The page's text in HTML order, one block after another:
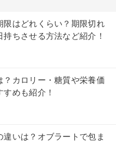
限はどれくらい？期限切れ
ちさせる方法など紹介！
？カロリー・糖質や栄養価
めも紹介！
いは？オブラートで包ま